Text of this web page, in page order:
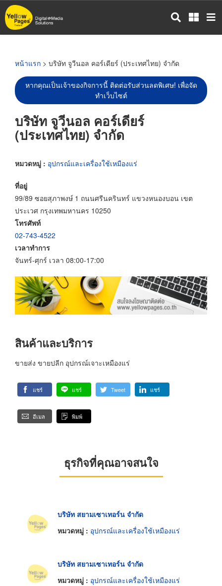
ข้าม
ไป
หน้าแรก > บริษัท จูวีนอล คอร์เดียร์ (ประเทศไทย) จำกัด
หากคุณเป็นเจ้าของกิจการนี้ ติดต่อรับส่วนลดพิเศษ! เพื่อจัด
ทำเว็บไซต์
บริษัท จูวีนอล คอร์เดียร์
(ประเทศไทย) จำกัด
หมวดหมู่ : อุปกรณ์และเครื่องใช้เหมืองแร่
ที่อยู่
99/89 ซอยสุภาพงษ์ 1 ถนนศรีนครินทร์ แขวงหนองบอน เขต
ประเวศ กรุงเทพมหานคร 10250
โทรศัพท์
02-743-4522
เวลาทำการ
จันทร์-ศุกร์ เวลา 08:00-17:00
สินค้าและบริการ
ขายส่ง ขายปลีก อุปกรณ์เจาะเหมืองแร่
แชร์ แชร์ Tweet แชร์
อีเมล พิมพ์
ธุรกิจที่คุณอาจสนใจ
บริษัท สยามเซาเทอร์น จำกัด
หมวดหมู่ : อุปกรณ์และเครื่องใช้เหมืองแร่
บริษัท สยามเซาเทอร์น จำกัด
หมวดหมู่ : อุปกรณ์และเครื่องใช้เหมืองแร่